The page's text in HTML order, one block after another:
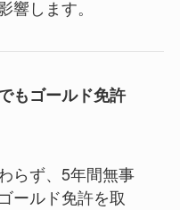
響します。
もゴールド免許
らず、5年間無事
ールド免許を取